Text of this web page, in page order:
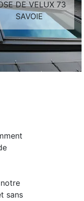
DE VELUX 73
SAVOIE
sans